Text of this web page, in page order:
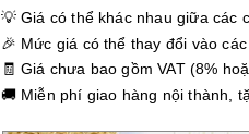
💡 Giá có thể khác nhau giữa các
🎉 Mức giá có thể thay đổi vào
🧾 Giá chưa bao gồm VAT (8%
🚚 Miễn phí giao hàng nội thành,